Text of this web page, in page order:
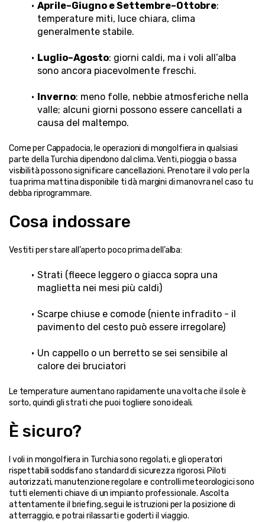
Aprile–Giugno e Settembre–Ottobre:
temperature miti, luce chiara, clima
generalmente stabile.
Luglio–Agosto: giorni caldi, ma i voli all’alba
sono ancora piacevolmente freschi.
Inverno: meno folle, nebbie atmosferiche nella
valle; alcuni giorni possono essere cancellati a
causa del maltempo.
Come per Cappadocia, le operazioni di mongolfiera in qualsiasi
parte della Turchia dipendono dal clima. Venti, pioggia o bassa
visibilità possono significare cancellazioni. Prenotare il volo per la
tua prima mattina disponibile ti dà margini di manovra nel caso tu
debba riprogrammare.
Cosa indossare
Vestiti per stare all’aperto poco prima dell’alba:
Strati (fleece leggero o giacca sopra una
maglietta nei mesi più caldi)
Scarpe chiuse e comode (niente infradito - il
pavimento del cesto può essere irregolare)
Un cappello o un berretto se sei sensibile al
calore dei bruciatori
Le temperature aumentano rapidamente una volta che il sole è
sorto, quindi gli strati che puoi togliere sono ideali.
È sicuro?
I voli in mongolfiera in Turchia sono regolati, e gli operatori
rispettabili soddisfano standard di sicurezza rigorosi. Piloti
autorizzati, manutenzione regolare e controlli meteorologici sono
tutti elementi chiave di un impianto professionale. Ascolta
attentamente il briefing, segui le istruzioni per la posizione di
atterraggio, e potrai rilassarti e goderti il ​​viaggio.